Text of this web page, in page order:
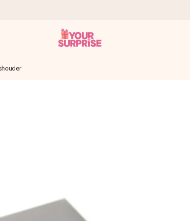
is - zodat jij kunt geven op precies het juiste moment,